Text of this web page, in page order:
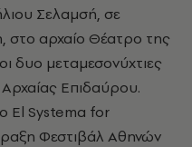
Σελαμσή, σε
στο αρχαίο Θέατρο της
δυο μεταμεσονύχτιες
Επιδαύρου.
El Systema for
Φεστιβάλ Αθηνών